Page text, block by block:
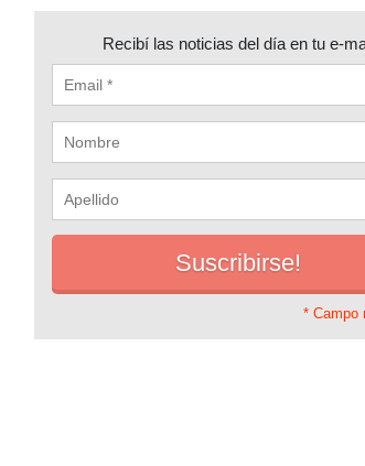
Recibí las noticias del día en tu e-
* Campo